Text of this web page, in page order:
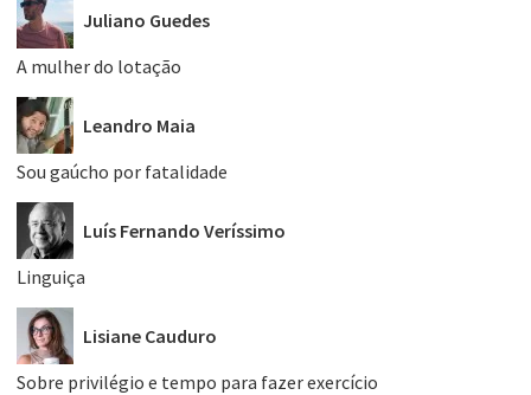
Juliano Guedes
A mulher do lotação
Leandro Maia
Sou gaúcho por fatalidade
Luís Fernando Veríssimo
Linguiça
Lisiane Cauduro
Sobre privilégio e tempo para fazer exercício